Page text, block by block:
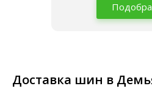
Доставка шин в